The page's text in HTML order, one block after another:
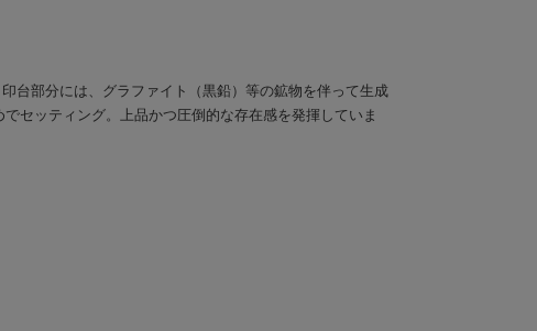
台部分には、グラファイト（黒鉛）等の鉱物を伴って生成
セッティング。上品かつ圧倒的な存在感を発揮していま